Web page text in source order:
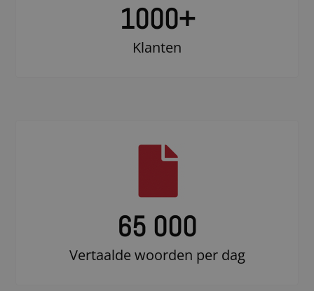
1000+
Klanten
65 000
Vertaalde woorden per dag